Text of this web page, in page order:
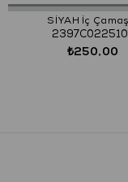
SİYAH İç
₺250,00